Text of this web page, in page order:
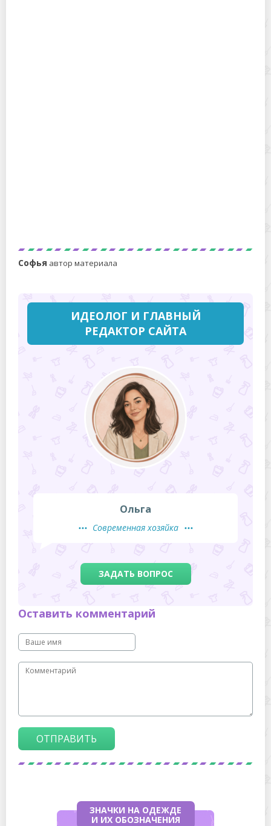
Софья автор материала
ИДЕОЛОГ И ГЛАВНЫЙ
РЕДАКТОР САЙТА
Ольга
Современная хозяйка
ЗАДАТЬ ВОПРОС
Оставить комментарий
ОТПРАВИТЬ
ЗНАЧКИ НА ОДЕЖДЕ
И ИХ ОБОЗНАЧЕНИЯ